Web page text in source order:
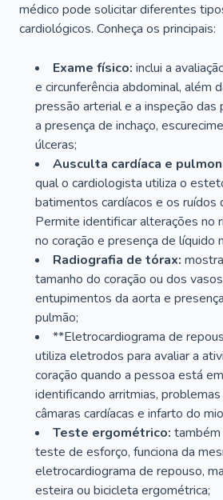
médico pode solicitar diferentes
cardiológicos. Conheça os principais:
Exame físico: inclui a
e circunferência abdominal, além
pressão arterial e a inspeção das
a presença de inchaço,
úlceras;
Ausculta cardíaca e
qual o cardiologista utiliza o
batimentos cardíacos e os ruídos
Permite identificar alterações no
no coração e presença de líquido
Radiografia de tórax:
tamanho do coração ou dos
entupimentos da aorta e
pulmão;
**Eletrocardiograma de
utiliza eletrodos para avaliar a
coração quando a pessoa está
identificando arritmias,
câmaras cardíacas e infarto do
Teste ergométrico: também
teste de esforço, funciona da
eletrocardiograma de repouso,
esteira ou bicicleta ergométrica;